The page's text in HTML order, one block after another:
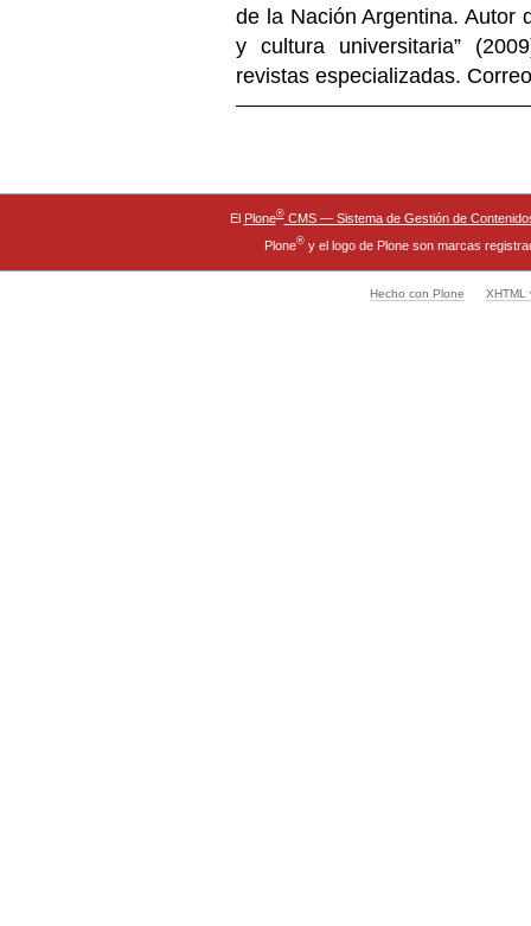
de la Nación Argentina. Autor
y cultura universitaria”
revistas especializadas.
El Plone®CMS — Sistema de Gestión de
Plone®y el logo de Plone son marcas
Hecho con Plone XHTML